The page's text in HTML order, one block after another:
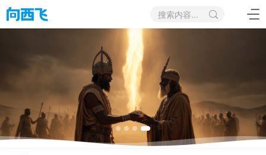
搜索内容...
【专题祷告】用管教的杖赶除愚蒙-埃波月23
【原创诗歌】《从天而降的圣城》这是一首温
【见证会】埃波月25日(20260807)